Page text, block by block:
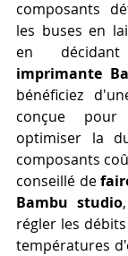
composants
les buses en
en
imprimante
bénéficiez
conçue pour
optimiser la
composants
conseillé de
Bambu studio
régler les
températures